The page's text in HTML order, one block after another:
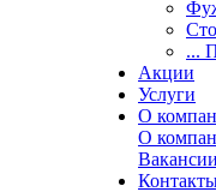
...
Акции
Услуги
О
О
Вакансии